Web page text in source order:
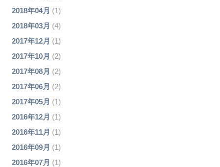
2018年04月 (1)
2018年03月 (4)
2017年12月 (1)
2017年10月 (2)
2017年08月 (2)
2017年06月 (2)
2017年05月 (1)
2016年12月 (1)
2016年11月 (1)
2016年09月 (1)
2016年07月 (1)